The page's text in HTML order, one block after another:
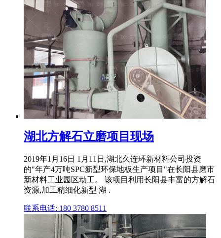
湖北方解石立磨项目现场
2019年1月16日 1月11日,湖北久连环新材料公司投资
的"年产4万吨SPC新型环保地板生产项目"在长阳县磨市
新材料工业园区动工。 该项目利用长阳县丰富的方解石
资源,加工精细化新型 湖 .
联系电话: 180 3780 8511